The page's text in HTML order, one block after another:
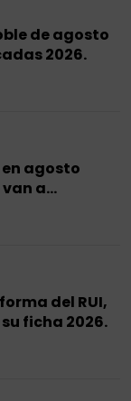
de agosto
2026.
agosto
a
del RUI,
ficha 2026.